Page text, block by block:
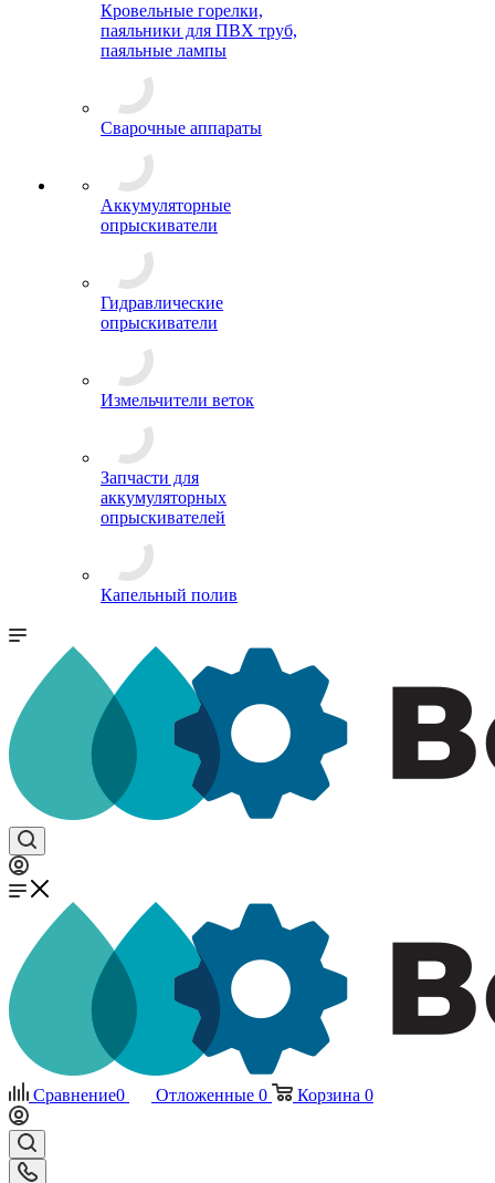
Кровельные горелки,
паяльники для ПВХ труб,
паяльные лампы
Сварочные аппараты
Аккумуляторные
опрыскиватели
Гидравлические
опрыскиватели
Измельчители веток
Запчасти для
аккумуляторных
опрыскивателей
Капельный полив
Сравнение0 Отложенные 0 Корзина 0